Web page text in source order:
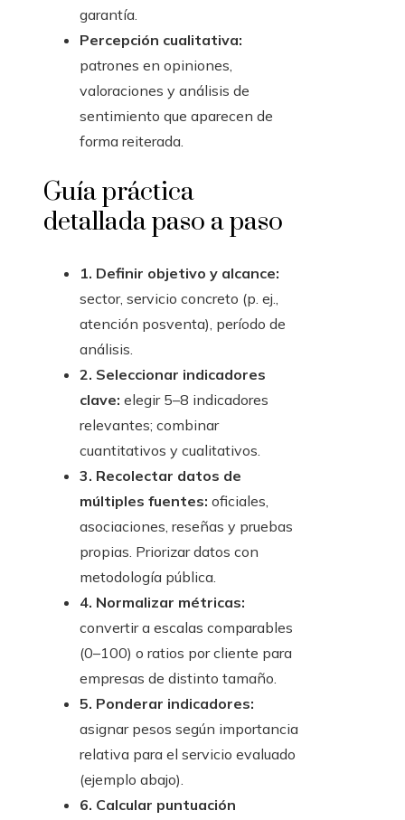
garantía.
Percepción cualitativa:
patrones en opiniones,
valoraciones y análisis de
sentimiento que aparecen de
forma reiterada.
Guía práctica
detallada paso a paso
1. Definir objetivo y alcance:
sector, servicio concreto (p. ej.,
atención posventa), período de
análisis.
2. Seleccionar indicadores
clave: elegir 5–8 indicadores
relevantes; combinar
cuantitativos y cualitativos.
3. Recolectar datos de
múltiples fuentes: oficiales,
asociaciones, reseñas y pruebas
propias. Priorizar datos con
metodología pública.
4. Normalizar métricas:
convertir a escalas comparables
(0–100) o ratios por cliente para
empresas de distinto tamaño.
5. Ponderar indicadores:
asignar pesos según importancia
relativa para el servicio evaluado
(ejemplo abajo).
6. Calcular puntuación